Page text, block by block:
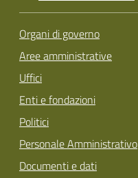
Organi di governo
Aree amministrative
Uffici
Enti e fondazioni
Politici
Personale Amministrativo
Documenti e dati